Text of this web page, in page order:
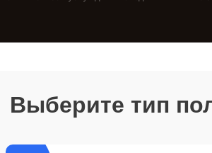
Выберите тип